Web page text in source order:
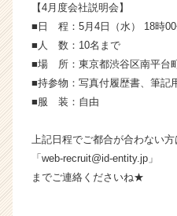
（C
e
r
r
e
r）
【4月度会社説明会】
■日 程：5月4日（水） 18時00
■人 数：10名まで
■場 所：東京都渋谷区南平台
■持参物：写真付履歴書、筆記
■服 装：自由
上記日程でご都合が合わない
「web-recruit@id-entity.jp」
までご連絡くださいね★